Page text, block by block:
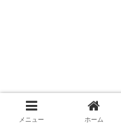
メニュー ホーム